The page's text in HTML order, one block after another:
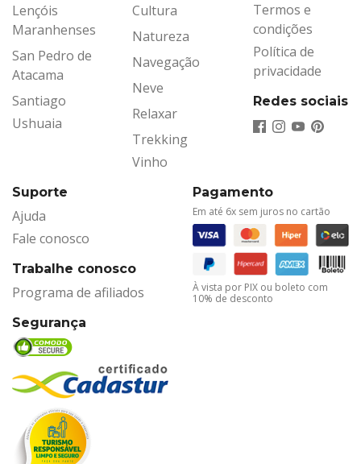
Lençóis
Maranhenses
San Pedro de
Atacama
Santiago
Ushuaia
Cultura
Natureza
Navegação
Neve
Relaxar
Trekking
Vinho
Termos e
condições
Política de
privacidade
Redes sociais
Suporte
Ajuda
Fale conosco
Trabalhe conosco
Programa de afiliados
Segurança
Pagamento
Em até 6x sem juros no cartão
À vista por PIX ou boleto com
10% de desconto